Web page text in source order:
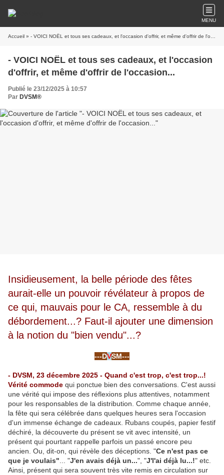
MENU
Accueil » - VOICI NOËL et tous ses cadeaux, et l'occasion d'offrir, et même d'offrir de l'occasion...
- VOICI NOËL et tous ses cadeaux, et l'occasion
d'offrir, et même d'offrir de l'occasion...
Publié le 23/12/2025 à 10:57
Par DVSM®
Insidieusement, la belle période des fêtes
aurait-elle un pouvoir révélateur à propos de
ce qui, mauvais pour le CA, ressemble à du
débordement...? Faut-il ajouter une dimension
à la notion du "bien vendu"...?
---DVSM---
- DVSM, 23 décembre 2025 - Quand c'est trop, c'est trop...!
Vérité commode qui ponctue bien des conversations. C'est aussi
une vérité qui impose des réflexions plus attentives, notamment
pour les responsables de la distribution. Comme chaque année,
la fête qui sera célébrée dans quelques heures sera l'occasion
d'un immense échange de cadeaux. Rubans coupés, papier festif
déchiré, la découverte du présent se vit avec intensité, un
présent qui pourtant rappelle parfois un passé encore peu
ancien. Ou, dit-on, qui révèle des déceptions. "Ce n'est pas ce
que je voulais" ... "J'en avais déjà un...", "J'l'ai déjà lu...!" etc.
Ainsi, présent qui sera souvent très vite remis en circulation sur